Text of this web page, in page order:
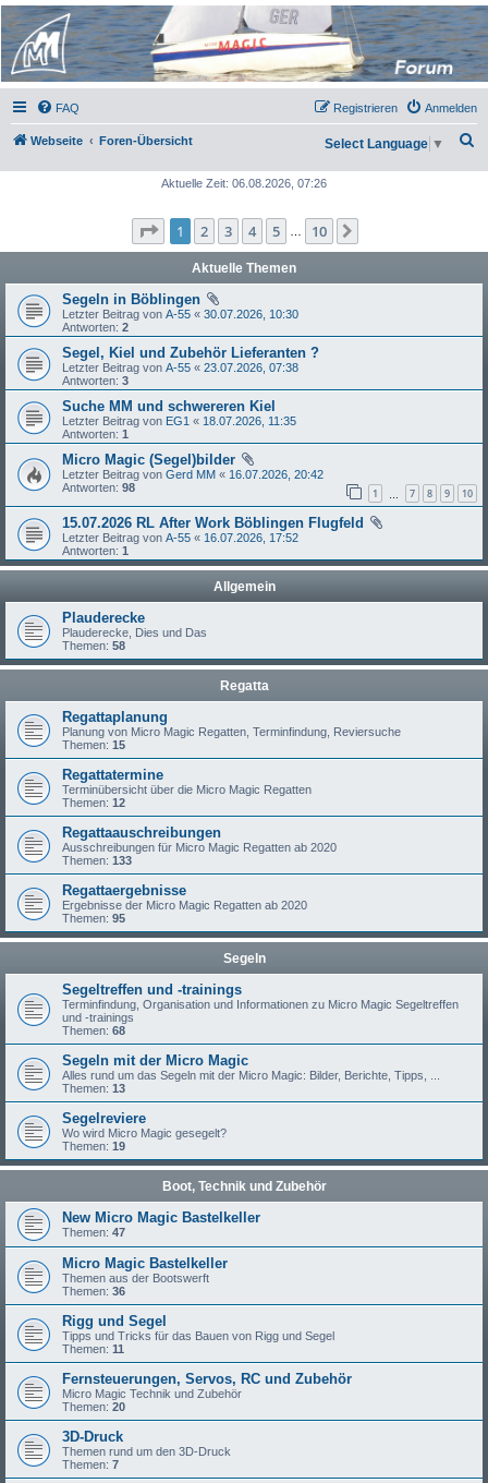
Micro Magic Forum
Deutschland
FAQ Anmelden
Registrieren
Webseite Foren-Übersicht Select Language ▼
Aktuelle Zeit: 06.08.2026, 07:26
Seite 1von 10
1 2 3 4 5 10
Aktuelle Themen
Segeln in Böblingen
Letzter Beitrag von A-55 « 30.07.2026, 10:30
Antworten: 2
Segel, Kiel und Zubehör Lieferanten ?
Letzter Beitrag von A-55 « 23.07.2026, 07:38
Antworten: 3
Suche MM und schwereren Kiel
Letzter Beitrag von EG1 « 18.07.2026, 11:35
Antworten: 1
Micro Magic (Segel)bilder
Letzter Beitrag von Gerd MM « 16.07.2026, 20:42
Antworten: 98 1 7 8 9 10
15.07.2026 RL After Work Böblingen Flugfeld
Letzter Beitrag von A-55 « 16.07.2026, 17:52
Antworten: 1
Allgemein
Plauderecke
Plauderecke, Dies und Das
Themen: 58
Regatta
Regattaplanung
Planung von Micro Magic Regatten, Terminfindung, Reviersuche
Themen: 15
Regattatermine
Terminübersicht über die Micro Magic Regatten
Themen: 12
Regattaauschreibungen
Ausschreibungen für Micro Magic Regatten ab 2020
Themen: 133
Regattaergebnisse
Ergebnisse der Micro Magic Regatten ab 2020
Themen: 95
Segeln
Segeltreffen und -trainings
Terminfindung, Organisation und Informationen zu Micro Magic Segeltreffen
und -trainings
Themen: 68
Segeln mit der Micro Magic
Alles rund um das Segeln mit der Micro Magic: Bilder, Berichte, Tipps, ...
Themen: 13
Segelreviere
Wo wird Micro Magic gesegelt?
Themen: 19
Boot, Technik und Zubehör
New Micro Magic Bastelkeller
Themen: 47
Micro Magic Bastelkeller
Themen aus der Bootswerft
Themen: 36
Rigg und Segel
Tipps und Tricks für das Bauen von Rigg und Segel
Themen: 11
Fernsteuerungen, Servos, RC und Zubehör
Micro Magic Technik und Zubehör
Themen: 20
3D-Druck
Themen rund um den 3D-Druck
Themen: 7